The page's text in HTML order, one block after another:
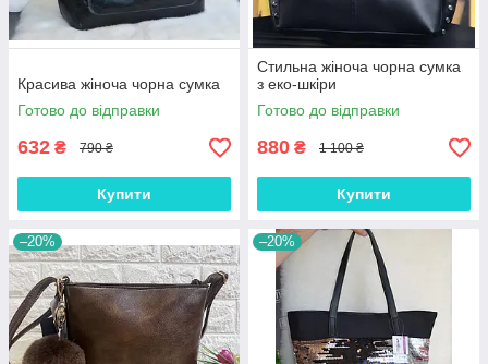
Красива жіноча чорна сумка
Готово до відправки
632 ₴ 790 ₴
Купити
Стильна жіноча чорна сумка
з еко-шкіри
Готово до відправки
880 ₴ 1 100 ₴
Купити
–20% –20%